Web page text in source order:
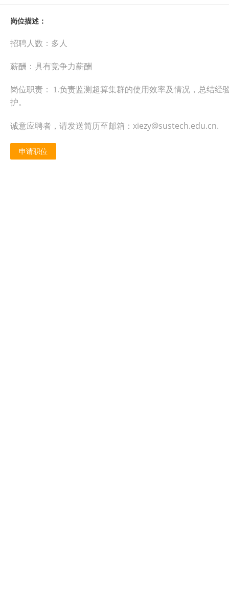
岗位描述：
招聘人数： 多 人
薪酬： 具有竞争力薪酬
岗位职责： 1.负责监测超算集群的使用效率及情况，总结经
护。
诚意应聘者，请发送简历至邮箱：xiezy@sustech.edu.cn.
申请职位